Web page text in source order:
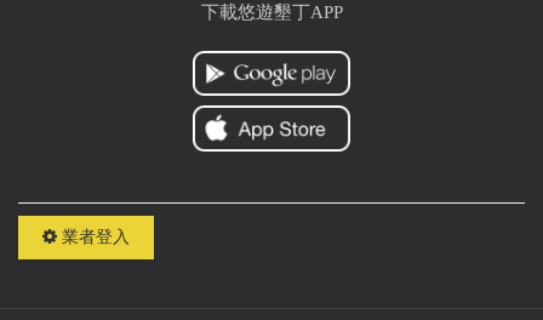
下載悠遊墾丁APP
業者登入